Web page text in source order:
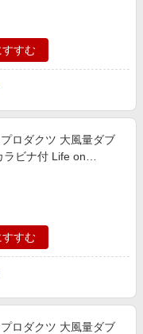
すすむ
ロダクツ 大風量ダブ
ラビナ付 Life on
すすむ
ロダクツ 大風量ダブ